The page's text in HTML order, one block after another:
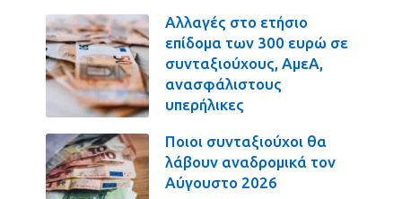
Αλλαγές στο ετήσιο
επίδομα των 300 ευρώ σε
συνταξιούχους, ΑμεΑ,
ανασφάλιστους
υπερήλικες
Ποιοι συνταξιούχοι θα
λάβουν αναδρομικά τον
Αύγουστο 2026